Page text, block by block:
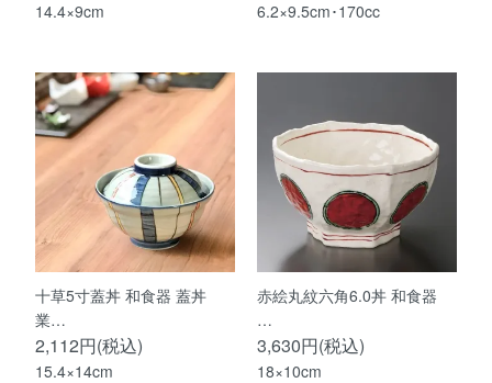
14.4×9cm 6.2×9.5cm･170cc
十草5寸蓋丼 和食器 蓋丼
業…
2,112円(税込)
15.4×14cm
赤絵丸紋六角6.0丼 和食器
…
3,630円(税込)
18×10cm